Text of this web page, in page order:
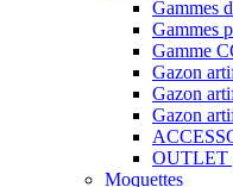
Gammes
Gammes
Gamme
Gazon
Gazon
Gazon
OUTLET
Moquettes